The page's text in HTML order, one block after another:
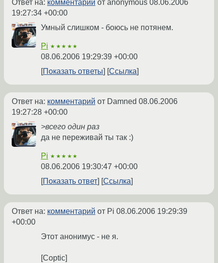
Ответ на: комментарий от anonymous 08.06.2006
19:27:34 +00:00
Умный слишком - боюсь не потянем.
Pi ★★★★★
08.06.2006 19:29:39 +00:00
Показать ответы
Ссылка
Ответ на: комментарий от Damned 08.06.2006
19:27:28 +00:00
>всего один раз
да не переживай ты так :)
Pi ★★★★★
08.06.2006 19:30:47 +00:00
Показать ответ
Ссылка
Ответ на: комментарий от Pi 08.06.2006 19:29:39
+00:00
Этот анонимус - не я.
[Coptic]